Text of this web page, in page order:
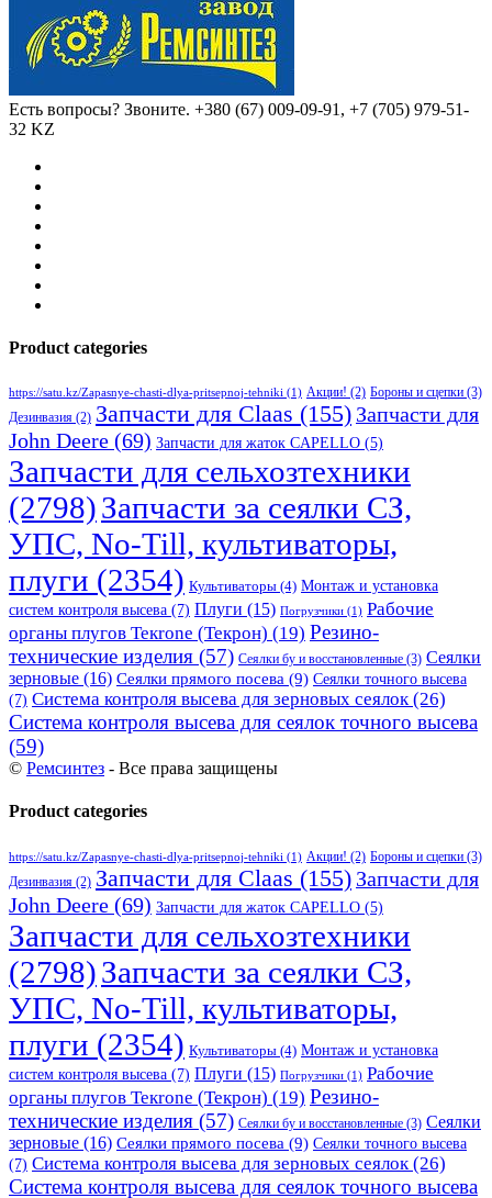
Есть вопросы? Звоните. +380 (67) 009-09-91, +7 (705) 979-51-
32 KZ
Product categories
https://satu.kz/Zapasnye-chasti-dlya-pritsepnoj-tehniki (1) Акции! (2) Бороны и сцепки (3)
Дезинвазия (2) Запчасти для Claas (155) Запчасти для
John Deere (69) Запчасти для жаток CAPELLO (5)
Запчасти для сельхозтехники
(2798)Запчасти за сеялки СЗ,
УПС, No-Till, культиваторы,
плуги (2354) Культиваторы (4) Монтаж и установка
систем контроля высева (7) Плуги (15) Погрузчики (1) Рабочие
органы плугов Текrоne (Текрон) (19) Резино-
технические изделия (57) Сеялки бу и восстановленные (3) Сеялки
зерновые (16) Сеялки прямого посева (9) Сеялки точного высева
(7) Система контроля высева для зерновых сеялок(26)
Система контроля высева для сеялок точного высева
(59)
© Ремсинтез - Все права защищены
Product categories
https://satu.kz/Zapasnye-chasti-dlya-pritsepnoj-tehniki (1) Акции! (2) Бороны и сцепки (3)
Дезинвазия (2) Запчасти для Claas (155) Запчасти для
John Deere (69) Запчасти для жаток CAPELLO (5)
Запчасти для сельхозтехники
(2798)Запчасти за сеялки СЗ,
УПС, No-Till, культиваторы,
плуги (2354) Культиваторы (4) Монтаж и установка
систем контроля высева (7) Плуги (15) Погрузчики (1) Рабочие
органы плугов Текrоne (Текрон) (19) Резино-
технические изделия (57) Сеялки бу и восстановленные (3) Сеялки
зерновые (16) Сеялки прямого посева (9) Сеялки точного высева
(7) Система контроля высева для зерновых сеялок (26)
Система контроля высева для сеялок точного высева